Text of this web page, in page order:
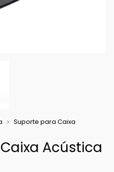
Suporte para Caixa
Acústica